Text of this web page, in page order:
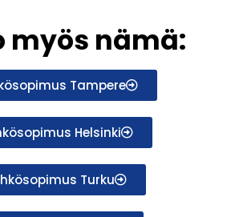
myös nämä:
Tampere
Helsinki
Turku